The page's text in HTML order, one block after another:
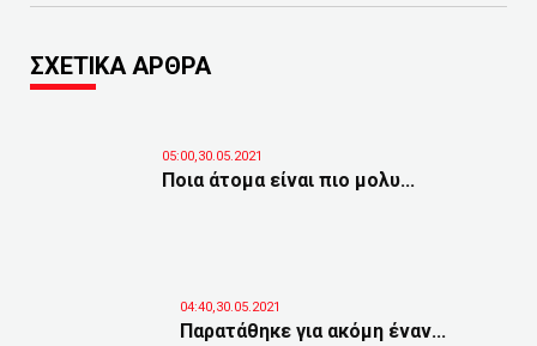
ΣΧΕΤΙΚΑ ΑΡΘΡΑ
05:00,30.05.2021
Ποια άτομα είναι πιο μολυ...
04:40,30.05.2021
Παρατάθηκε για ακόμη έναν...